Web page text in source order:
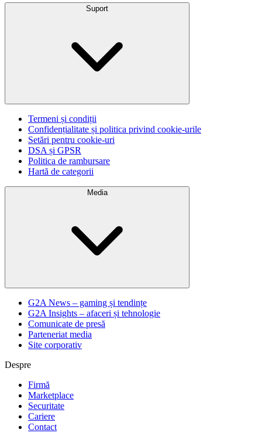
Suport
Termeni și condiții
Confidențialitate și politica privind cookie-urile
Setări pentru cookie-uri
DSA și GPSR
Politica de rambursare
Hartă de categorii
Media
G2A News – gaming și tendințe
G2A Insights – afaceri și tehnologie
Comunicate de presă
Parteneriat media
Site corporativ
Despre
Firmă
Marketplace
Securitate
Cariere
Contact